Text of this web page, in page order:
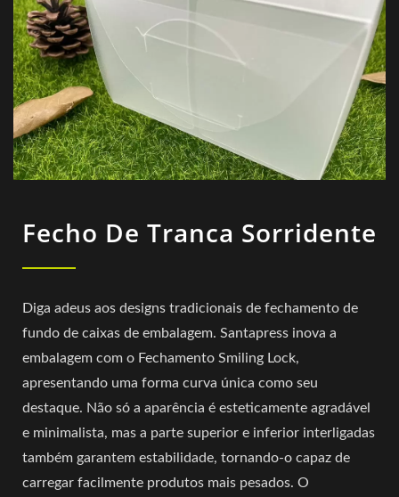
Fecho De Tranca Sorridente
Diga adeus aos designs tradicionais de fechamento de
fundo de caixas de embalagem. Santapress inova a
embalagem com o Fechamento Smiling Lock,
apresentando uma forma curva única como seu
destaque. Não só a aparência é esteticamente agradável
e minimalista, mas a parte superior e inferior interligadas
também garantem estabilidade, tornando-o capaz de
carregar facilmente produtos mais pesados. O